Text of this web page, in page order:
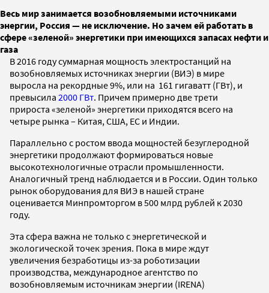
Весь мир занимается возобновляемыми источниками
энергии, Россия — не исключение. Но зачем ей работать в
сфере «зеленой» энергетики при имеющихся запасах нефти и
газа
В 2016 году суммарная мощность электростанций на
возобновляемых источниках энергии (ВИЭ) в мире
выросла на рекордные 9%, или на 161 гигаватт (ГВт), и
превысила 2000 ГВт. Причем примерно две трети
прироста «зеленой» энергетики приходятся всего на
четыре рынка – Китая, США, ЕС и Индии.
Параллельно с ростом ввода мощностей безуглеродной
энергетики продолжают формироваться новые
высокотехнологичные отрасли промышленности.
Аналогичный тренд наблюдается и в России. Один только
рынок оборудования для ВИЭ в нашей стране
оценивается Минпромторгом в 500 млрд рублей к 2030
году.
Эта сфера важна не только с энергетической и
экологической точек зрения. Пока в мире ждут
увеличения безработицы из-за роботизации
производства, международное агентство по
возобновляемым источникам энергии (IRENA)